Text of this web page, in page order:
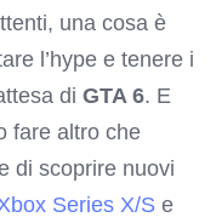
una cosa è
l’hype e tenere i
di GTA 6. E
fare altro che
di scoprire nuovi
Series X/S e